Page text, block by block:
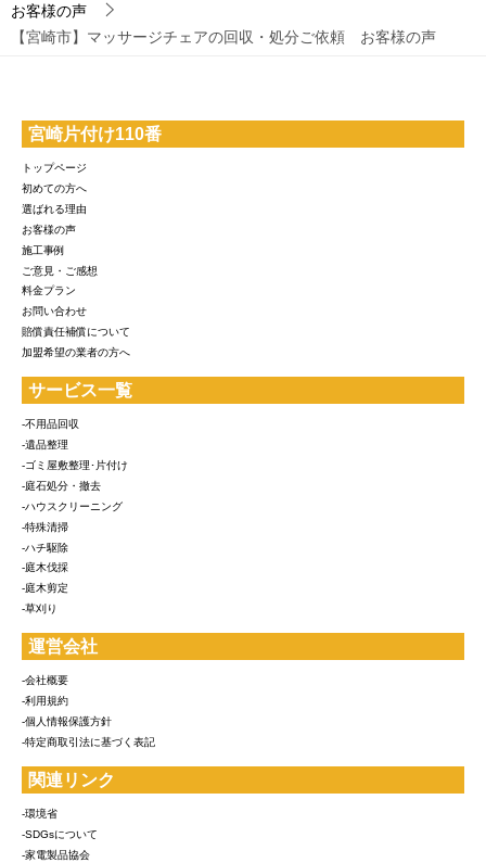
お客様の声
【宮崎市】マッサージチェアの回収・処分ご依頼 お客様の声
宮崎片付け110番
トップページ
初めての方へ
選ばれる理由
お客様の声
施工事例
ご意見・ご感想
料金プラン
お問い合わせ
賠償責任補償について
加盟希望の業者の方へ
サービス一覧
-不用品回収
-遺品整理
-ゴミ屋敷整理･片付け
-庭石処分・撤去
-ハウスクリーニング
-特殊清掃
-ハチ駆除
-庭木伐採
-庭木剪定
-草刈り
運営会社
-会社概要
-利用規約
-個人情報保護方針
-特定商取引法に基づく表記
関連リンク
-環境省
-SDGsについて
-家電製品協会